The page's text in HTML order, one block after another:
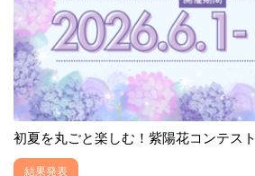
初夏を丸ごと楽しむ！紫陽花コンテスト
結果発表